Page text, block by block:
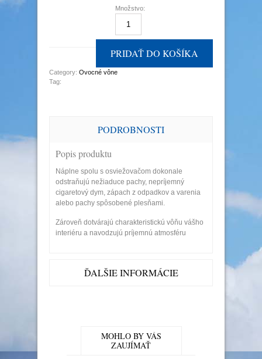
Množstvo:
PRIDAŤ DO KOŠÍKA
Category: Ovocné vône
Tag:
PODROBNOSTI
Popis produktu
Náplne spolu s osviežovačom dokonale
odstraňujú nežiaduce pachy, nepríjemný
cigaretový dym, zápach z odpadkov a varenia
alebo pachy spôsobené plesňami.
Zároveň dotvárajú charakteristickú vôňu vášho
interiéru a navodzujú príjemnú atmosféru
ĎALŠIE INFORMÁCIE
MOHLO BY VÁS
ZAUJÍMAŤ